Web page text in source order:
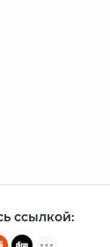
ссылкой: